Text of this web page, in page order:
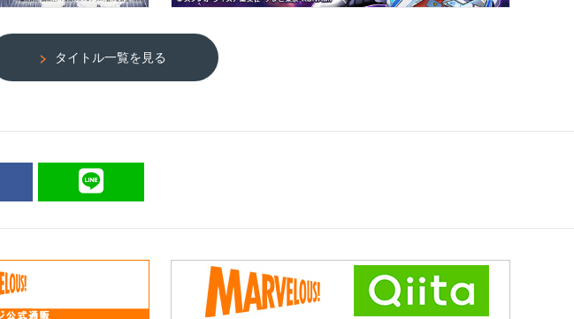
タイトル一覧を見る